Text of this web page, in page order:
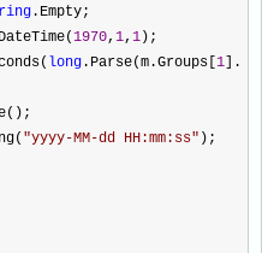
.Empty;
1970, 1, 1);
long.Parse(m.Groups[1].
"yyyy-MM-dd HH:mm:ss" );